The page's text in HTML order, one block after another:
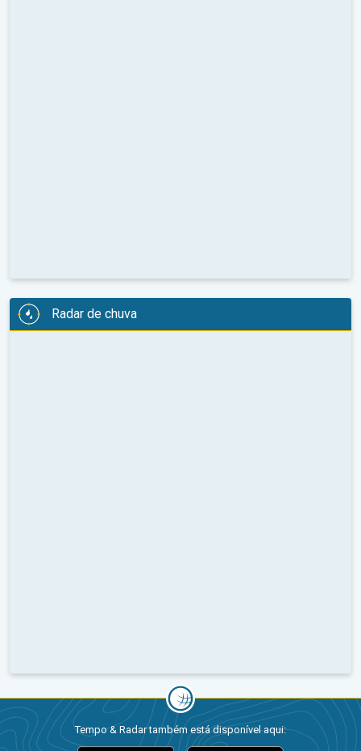
Radar de chuva
Tempo & Radar também está disponível aqui: